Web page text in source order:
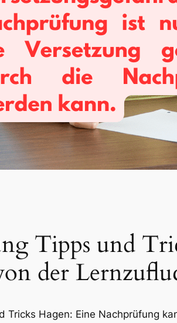
Tipps und
der
Tricks Hagen: Eine Nachprüfung